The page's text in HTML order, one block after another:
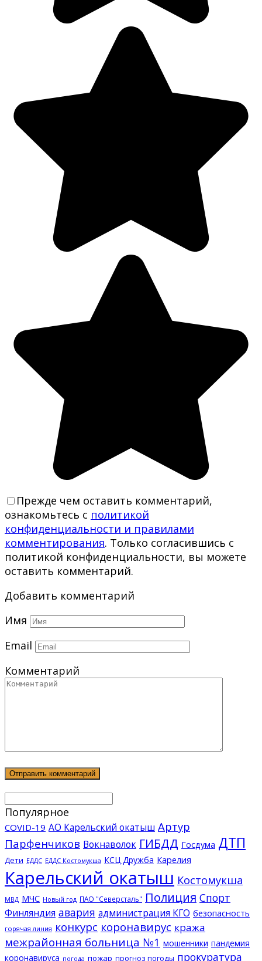
Прежде чем оставить комментарий,
ознакомьтесь с политикой
конфиденциальности и правилами
комментирования. Только согласившись с
политикой конфиденциальности, вы можете
оставить комментарий.
Добавить комментарий
Имя
Email
Комментарий
Популярное
COVID-19 АО Карельский окатыш Артур
Парфенчиков Вокнаволок ГИБДД Госдума ДТП
Дети ЕДДС ЕДДС Костомукша КСЦ Дружба Карелия
Карельский окатыш Костомукша
МВД МЧС Новый год ПАО "Северсталь" Полиция Спорт
Финляндия авария администрация КГО безопасность
горячая линия конкурс коронавирус кража
межрайонная больница №1 мошенники пандемия
коронавируса погода пожар прогноз погоды прокуратура